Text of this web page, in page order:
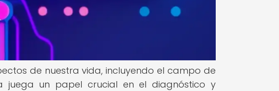
de nuestra vida, incluyendo el campo de
juega un papel crucial en el diagnóstico y